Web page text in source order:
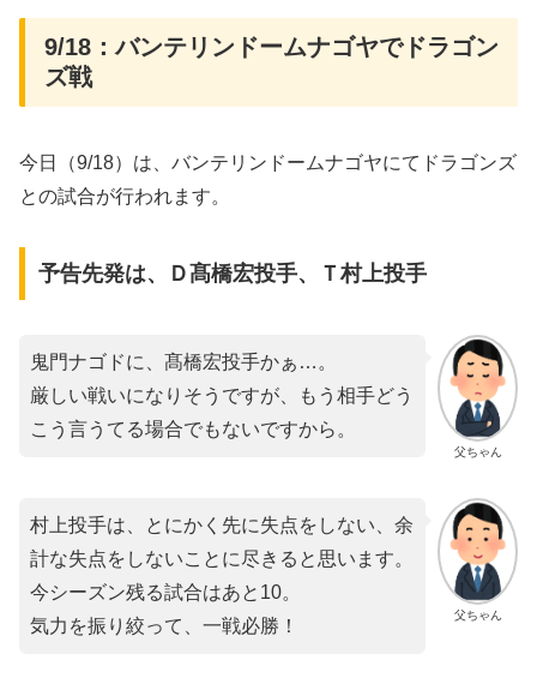
9/18：バンテリンドームナゴヤでドラゴン
ズ戦
今日（9/18）は、バンテリンドームナゴヤにてドラゴンズ
との試合が行われます。
予告先発は、Ｄ髙橋宏投手、Ｔ村上投手
父ちゃん
鬼門ナゴドに、髙橋宏投手かぁ…。
厳しい戦いになりそうですが、もう相手どう
こう言うてる場合でもないですから。
父ちゃん
村上投手は、とにかく先に失点をしない、余
計な失点をしないことに尽きると思います。
今シーズン残る試合はあと10。
気力を振り絞って、一戦必勝！